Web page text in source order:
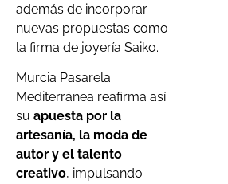
además de incorporar
nuevas propuestas como
la firma de joyería Saiko.
Murcia Pasarela
Mediterránea reafirma así
su apuesta por la
artesanía, la moda de
autor y el talento
creativo, impulsando